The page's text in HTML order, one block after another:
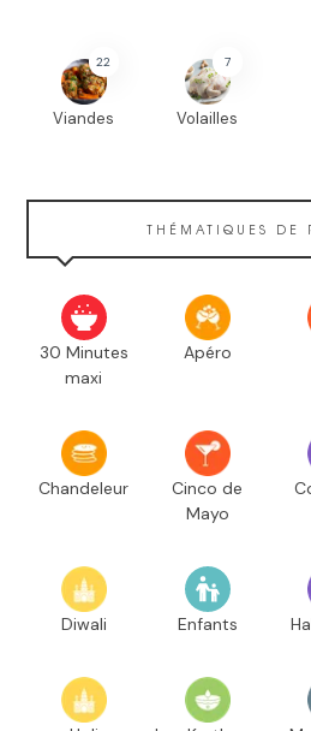
22
Viandes
7
Volailles
THÉMATIQUES DE
30 Minutes
maxi
Apéro
Chandeleur
Cinco de
Mayo
Diwali Enfants